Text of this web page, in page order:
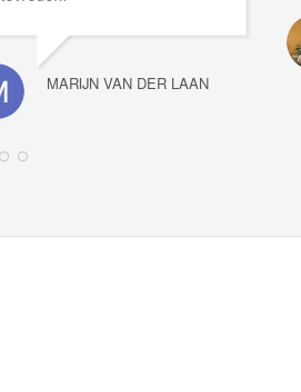
MARIJN VAN DER LAAN